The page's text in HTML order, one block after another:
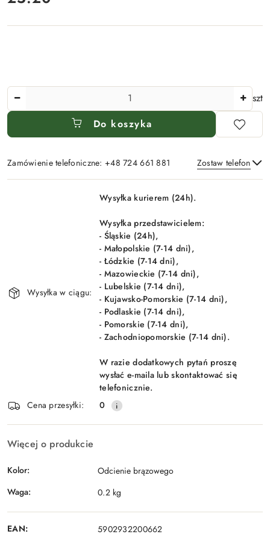
Ilość
szt
Do koszyka
Zamówienie telefoniczne: +48 724 661 881 Zostaw telefon
Wyślij
Dostępność
Wysyłka w ciągu:
Wysyłka kurierem (24h).
Wysyłka przedstawicielem:
- Śląskie (24h),
- Małopolskie (7-14 dni),
- Łódzkie (7-14 dni),
- Mazowieckie (7-14 dni),
- Lubelskie (7-14 dni),
- Kujawsko-Pomorskie (7-14 dni),
- Podlaskie (7-14 dni),
- Pomorskie (7-14 dni),
- Zachodniopomorskie (7-14 dni).
W razie dodatkowych pytań proszę
wysłać e-maila lub skontaktować się
telefonicznie.
Cena przesyłki:
0
Więcej o produkcie
Kolor:
Odcienie brązowego
Waga:
0.2 kg
EAN: 5902932200662